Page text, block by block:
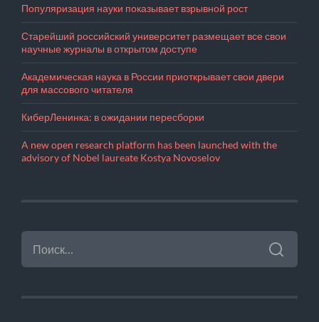
Популяризация науки показывает взрывной рост
Старейший российский университет размещает все свои
научные журналы в открытом доступе
Академическая наука в России приоткрывает свои двери
для массового читателя
КиберЛенинка: в ожидании пересборки
A new open research platform has been launched with the
advisory of Nobel laureate Kostya Novoselov
НАЙТИ: